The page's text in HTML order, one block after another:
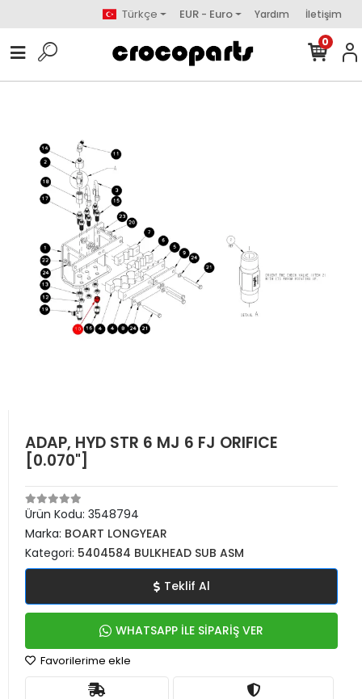
Türkçe EUR - Euro Yardım İletişim
0
ADAP, HYD STR 6 MJ 6 FJ ORIFICE
[0.070"]
Ürün Kodu: 3548794
Marka: BOART LONGYEAR
Kategori: 5404584 BULKHEAD SUB ASM
Teklif Al
WHATSAPP İLE SİPARİŞ VER
Favorilerime ekle